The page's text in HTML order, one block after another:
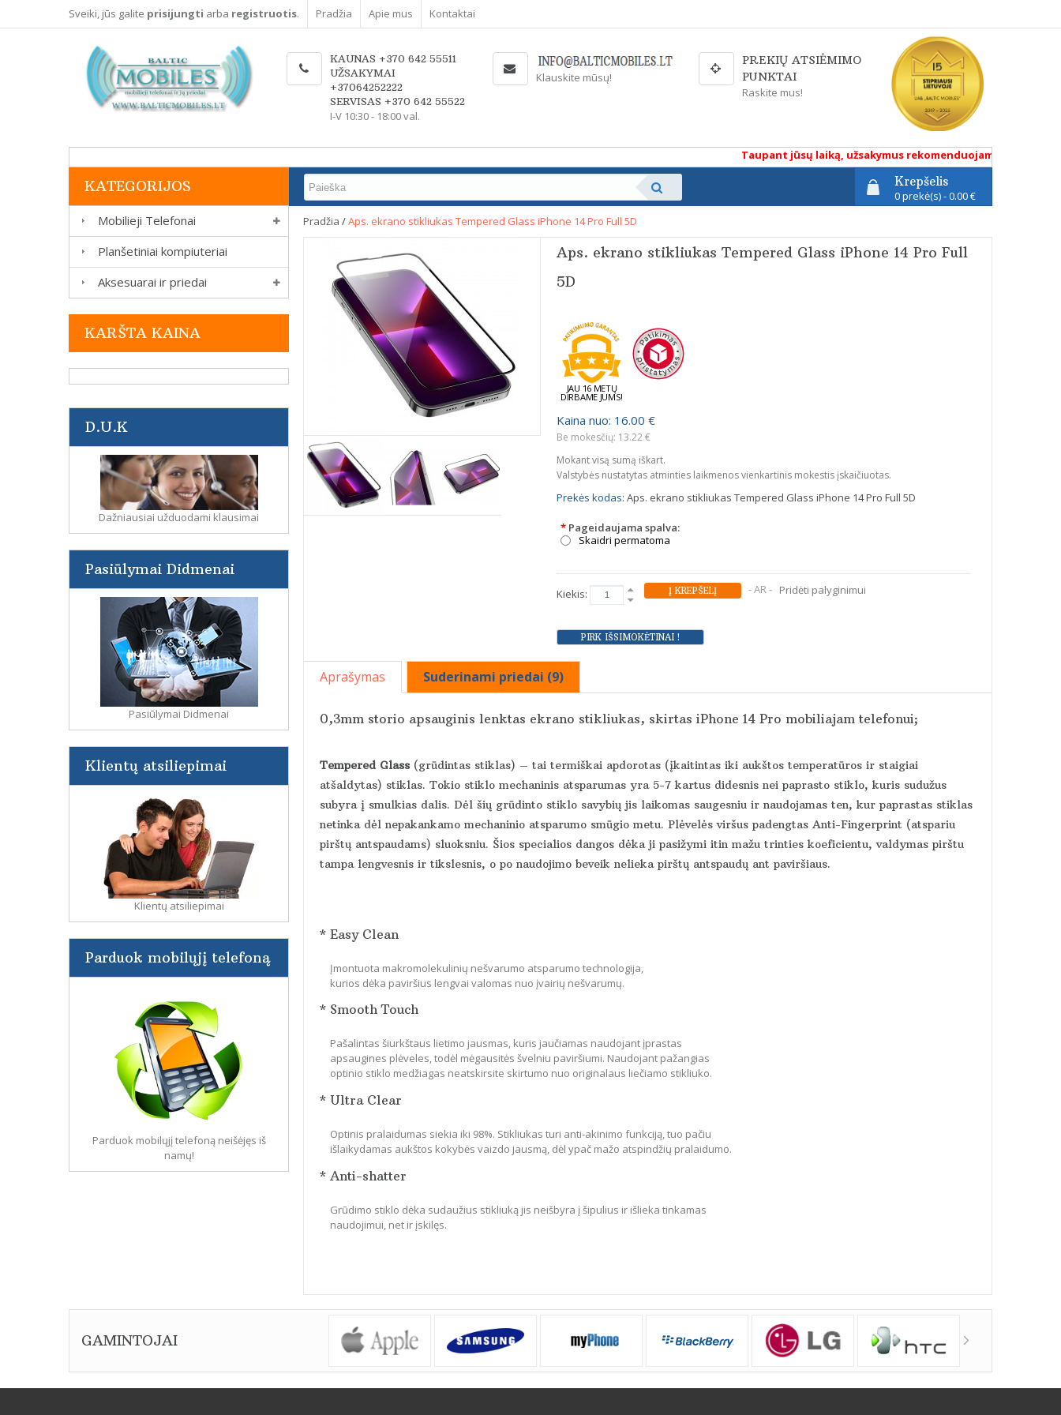
Sveiki, jūs galite prisijungti arba registruotis. Pradžia Apie mus Kontaktai
KAUNAS +370 642 55511
UŽSAKYMAI
+37064252222
SERVISAS +370 642 55522
I-V 10:30 - 18:00 val.
Klauskite mūsų!
PREKIŲ ATSIĖMIMO
PUNKTAI
Raskite mus!
Taupant jūsų laiką, užsakymus rekomenduojame atlikti
Krepšelis
0 prekė(s) - 0.00 €
KATEGORIJOS
Mobilieji Telefonai
Planšetiniai kompiuteriai
Aksesuarai ir priedai
KARŠTA KAINA
D.U.K
Dažniausiai užduodami klausimai
Pasiūlymai Didmenai
Pasiūlymai Didmenai
Klientų atsiliepimai
Klientų atsiliepimai
Parduok mobilųjį telefoną
Parduok mobilųjį telefoną neišėjęs iš
namų!
Pradžia /Aps. ekrano stikliukas Tempered Glass iPhone 14 Pro Full 5D
Aps. ekrano stikliukas Tempered Glass iPhone 14 Pro Full
5D
JAU 16 METŲ
DIRBAME JUMS!
Kaina nuo: 16.00 €
Be mokesčių: 13.22 €
Mokant visą sumą iškart.
Valstybės nustatytas atminties laikmenos vienkartinis mokestis įskaičiuotas.
Prekės kodas: Aps. ekrano stikliukas Tempered Glass iPhone 14 Pro Full 5D
* Pageidaujama spalva:
Skaidri permatoma
Kiekis: - AR - Pridėti palyginimui
Aprašymas Suderinami priedai (9)
0,3mm storio apsauginis lenktas ekrano stikliukas, skirtas iPhone 14 Pro mobiliajam telefonui;
Tempered Glass (grūdintas stiklas) – tai termiškai apdorotas (įkaitintas iki aukštos temperatūros ir staigiai
atšaldytas) stiklas. Tokio stiklo mechaninis atsparumas yra 5-7 kartus didesnis nei paprasto stiklo, kuris sudužus
subyra į smulkias dalis. Dėl šių grūdinto stiklo savybių jis laikomas saugesniu ir naudojamas ten, kur paprastas stiklas
netinka dėl nepakankamo mechaninio atsparumo smūgio metu. Plėvelės viršus padengtas Anti-Fingerprint (atspariu
pirštų antspaudams) sluoksniu. Šios specialios dangos dėka ji pasižymi itin mažu trinties koeficientu, valdymas pirštu
tampa lengvesnis ir tikslesnis, o po naudojimo beveik nelieka pirštų antspaudų ant paviršiaus.
* Easy Clean
Įmontuota makromolekulinių nešvarumo atsparumo technologija,
kurios dėka paviršius lengvai valomas nuo įvairių nešvarumų.
* Smooth Touch
Pašalintas šiurkštaus lietimo jausmas, kuris jaučiamas naudojant įprastas
apsaugines plėveles, todėl mėgausitės švelniu paviršiumi. Naudojant pažangias
optinio stiklo medžiagas neatskirsite skirtumo nuo originalaus liečiamo stikliuko.
* Ultra Clear
Optinis pralaidumas siekia iki 98%. Stikliukas turi anti-akinimo funkciją, tuo pačiu
išlaikydamas aukštos kokybės vaizdo jausmą, dėl ypač mažo atspindžių pralaidumo.
* Anti-shatter
Grūdimo stiklo dėka sudaužius stikliuką jis neišbyra į šipulius ir išlieka tinkamas
naudojimui, net ir įskilęs.
GAMINTOJAI